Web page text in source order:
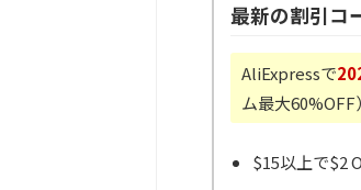
最新の割引コ
AliExpressで
ム最大60%OFF）
$15以上で$2